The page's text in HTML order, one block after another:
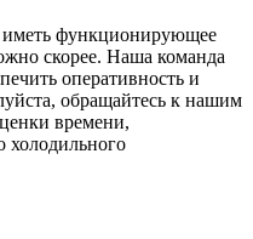
функционирующее
скорее. Наша команда
оперативность и
обращайтесь к нашим
времени,
холодильного